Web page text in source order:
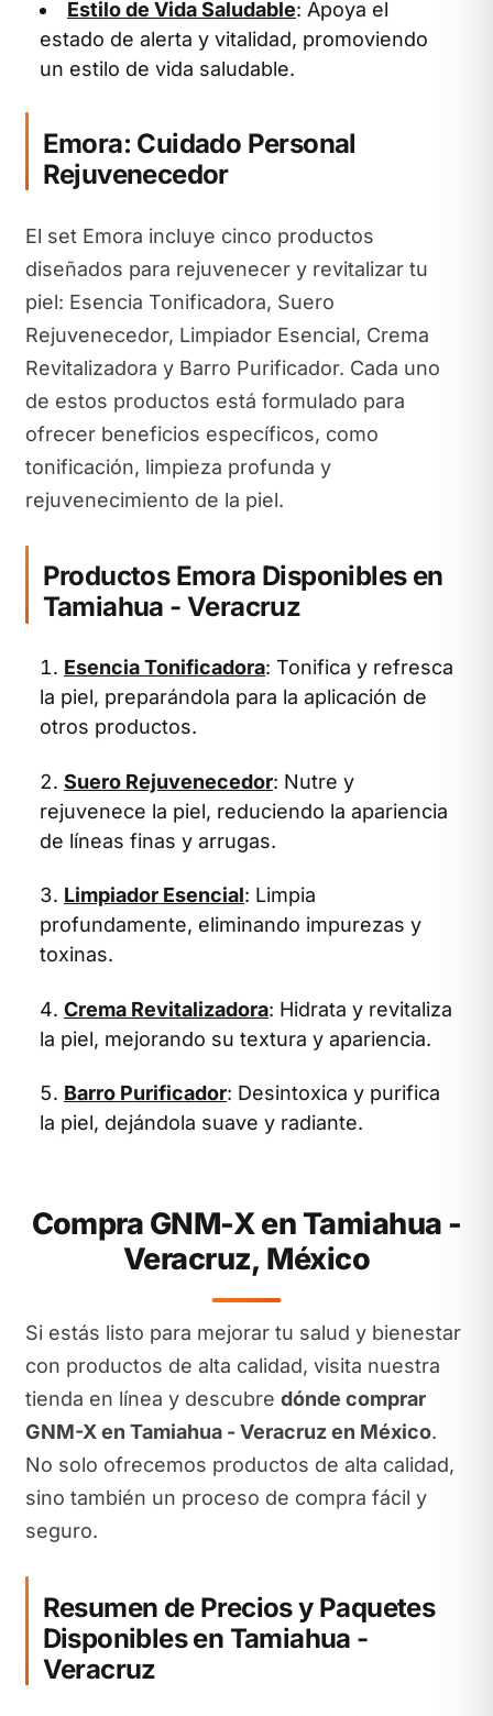
Estilo de Vida Saludable: Apoya el
estado de alerta y vitalidad, promoviendo
un estilo de vida saludable.
Emora: Cuidado Personal
Rejuvenecedor
El set Emora incluye cinco productos
diseñados para rejuvenecer y revitalizar tu
piel: Esencia Tonificadora, Suero
Rejuvenecedor, Limpiador Esencial, Crema
Revitalizadora y Barro Purificador. Cada uno
de estos productos está formulado para
ofrecer beneficios específicos, como
tonificación, limpieza profunda y
rejuvenecimiento de la piel.
Productos Emora Disponibles en
Tamiahua - Veracruz
Esencia Tonificadora: Tonifica y refresca
la piel, preparándola para la aplicación de
otros productos.
Suero Rejuvenecedor: Nutre y
rejuvenece la piel, reduciendo la apariencia
de líneas finas y arrugas.
Limpiador Esencial: Limpia
profundamente, eliminando impurezas y
toxinas.
Crema Revitalizadora: Hidrata y revitaliza
la piel, mejorando su textura y apariencia.
Barro Purificador: Desintoxica y purifica
la piel, dejándola suave y radiante.
Compra GNM-X en Tamiahua -
Veracruz, México
Si estás listo para mejorar tu salud y bienestar
con productos de alta calidad, visita nuestra
tienda en línea y descubre dónde comprar
GNM-X en Tamiahua - Veracruz en México.
No solo ofrecemos productos de alta calidad,
sino también un proceso de compra fácil y
seguro.
Resumen de Precios y Paquetes
Disponibles en Tamiahua -
Veracruz